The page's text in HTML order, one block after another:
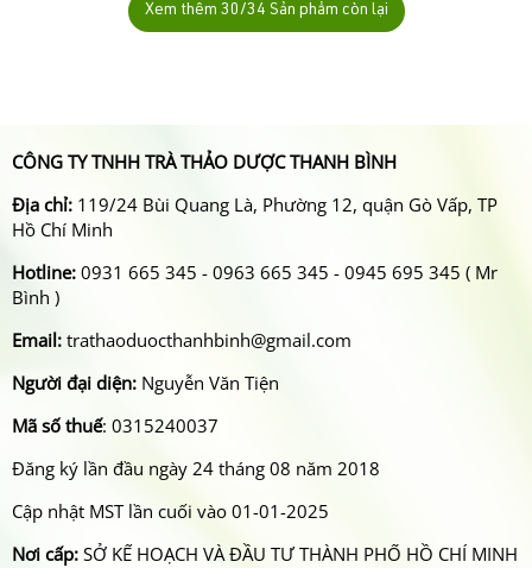
Xem thêm 30/34 Sản phẩm còn lại
CÔNG TY TNHH TRÀ THẢO DƯỢC THANH BÌNH
Địa chỉ: 119/24 Bùi Quang Là, Phường 12, quận Gò Vấp, TP
Hồ Chí Minh
Hotline: 0931 665 345 - 0963 665 345 - 0945 695 345 ( Mr
Bình )
Email: trathaoduocthanhbinh@gmail.com
Người đại diện: Nguyễn Văn Tiện
Mã số thuế: 0315240037
Đăng ký lần đầu ngày 24 tháng 08 năm 2018
Cập nhật MST lần cuối vào 01-01-2025
Nơi cấp: SỞ KẾ HOẠCH VÀ ĐẦU TƯ THÀNH PHỐ HỒ CHÍ MINH